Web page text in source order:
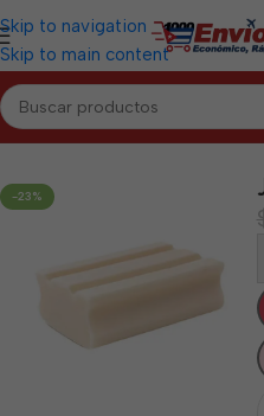
Skip to navigation
Skip to main content
Inicio/PINAR DEL RÍO/Aseo y
-23%